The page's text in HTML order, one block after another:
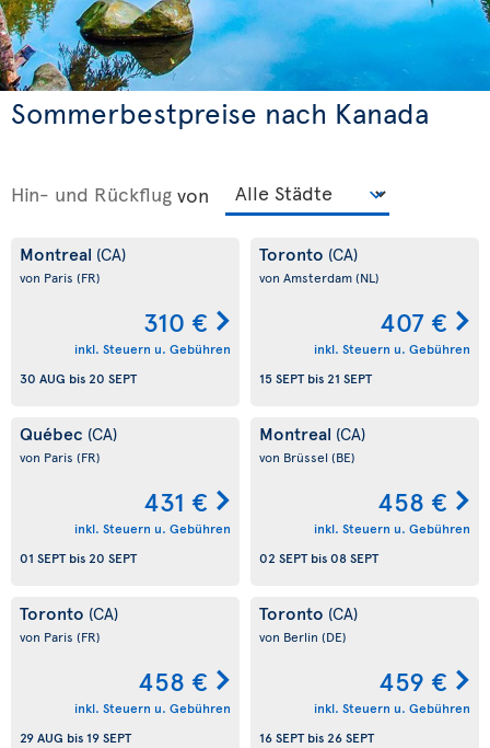
Sommerbestpreise nach Kanada
Hin- und Rückflug von
Montreal (CA)
von Paris (FR)
310 €
inkl. Steuern u. Gebühren
30 AUG bis20 SEPT
Toronto (CA)
von Amsterdam(NL)
407 €
inkl. Steuern u. Gebühren
15 SEPTbis21 SEPT
Québec (CA)
von Paris (FR)
431 €
inkl. Steuern u. Gebühren
01 SEPTbis20 SEPT
Montreal (CA)
von Brüssel (BE)
458 €
inkl. Steuern u. Gebühren
02 SEPTbis08 SEPT
Toronto (CA)
von Paris (FR)
458 €
inkl. Steuern u. Gebühren
29 AUG bis 19 SEPT
Toronto (CA)
von Berlin (DE)
459 €
inkl. Steuern u. Gebühren
16 SEPTbis26 SEPT